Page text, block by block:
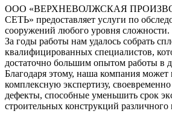
ООО «ВЕРХНЕВОЛЖСКАЯ
СЕТЬ» предоставляет услуги по
сооружений любого уровня сложности.
За годы работы нам удалось собрать
квалифицированных специалистов,
достаточно большим опытом работы в
Благодаря этому, наша компания может
комплексную экспертизу,
дефекты, способные уменьшить срок
строительных конструкций различного